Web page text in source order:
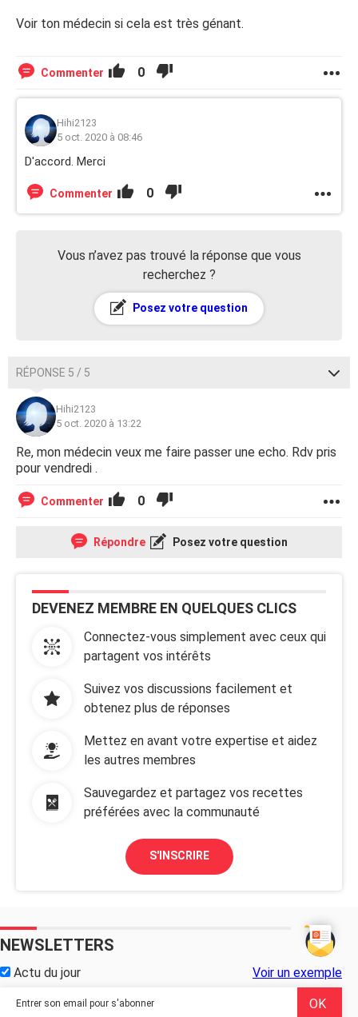
Voir ton médecin si cela est très génant.
Commenter 0
Hihi2123
5 oct. 2020 à 08:46
D'accord. Merci
Commenter 0
Vous n’avez pas trouvé la réponse que vous
recherchez ?
Posez votre question
RÉPONSE 5 / 5
Hihi2123
5 oct. 2020 à 13:22
Re, mon médecin veux me faire passer une echo. Rdv pris
pour vendredi .
Commenter 0
Répondre Posez votre question
DEVENEZ MEMBRE EN QUELQUES CLICS
Connectez-vous simplement avec ceux qui
partagent vos intérêts
Suivez vos discussions facilement et
obtenez plus de réponses
Mettez en avant votre expertise et aidez
les autres membres
Sauvegardez et partagez vos recettes
préférées avec la communauté
S'INSCRIRE
NEWSLETTERS
Actu du jour Voir un exemple